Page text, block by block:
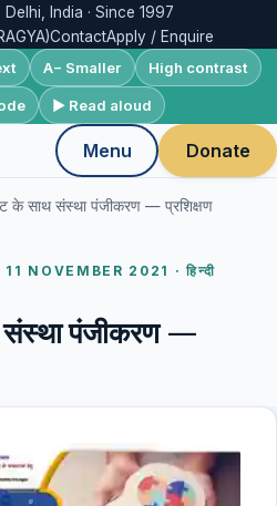
India · Since 1997
ContactApply / Enquire
A− Smaller High contrast
▶ Read aloud
Menu Donate
के साथ संस्था पंजीकरण — प्रशिक्षण
NOVEMBER 2021 · हिन्दी
पंजीकरण —